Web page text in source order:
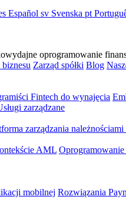
Español sv Svenska pt
oprogramowanie
Zarząd spółki Blog
Fintech do wynajęcia
zarządzane
zarządzania
AML
mobilnej Rozwiązania